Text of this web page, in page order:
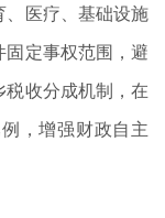
、医疗、基础设施
定事权范围，避
收分成机制，在
，增强财政自主